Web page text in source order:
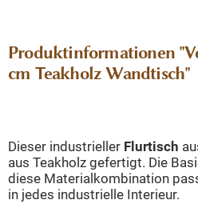
Produktinformationen
cm Teakholz Wandtisch"
Dieser industrieller Flurtisch
aus Teakholz gefertigt. Die
diese Materialkombination
in jedes industrielle Interieur.